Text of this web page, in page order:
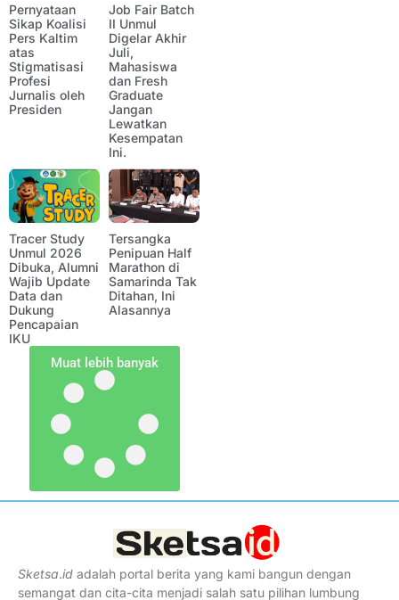
Pernyataan
Sikap Koalisi
Pers Kaltim
atas
Stigmatisasi
Profesi
Jurnalis oleh
Presiden
Job Fair Batch
II Unmul
Digelar Akhir
Juli,
Mahasiswa
dan Fresh
Graduate
Jangan
Lewatkan
Kesempatan
Ini.
Tracer Study
Unmul 2026
Dibuka, Alumni
Wajib Update
Data dan
Dukung
Pencapaian
IKU
Tersangka
Penipuan Half
Marathon di
Samarinda Tak
Ditahan, Ini
Alasannya
Muat lebih banyak
Sketsa.id adalah portal berita yang kami bangun dengan
semangat dan cita-cita menjadi salah satu pilihan lumbung